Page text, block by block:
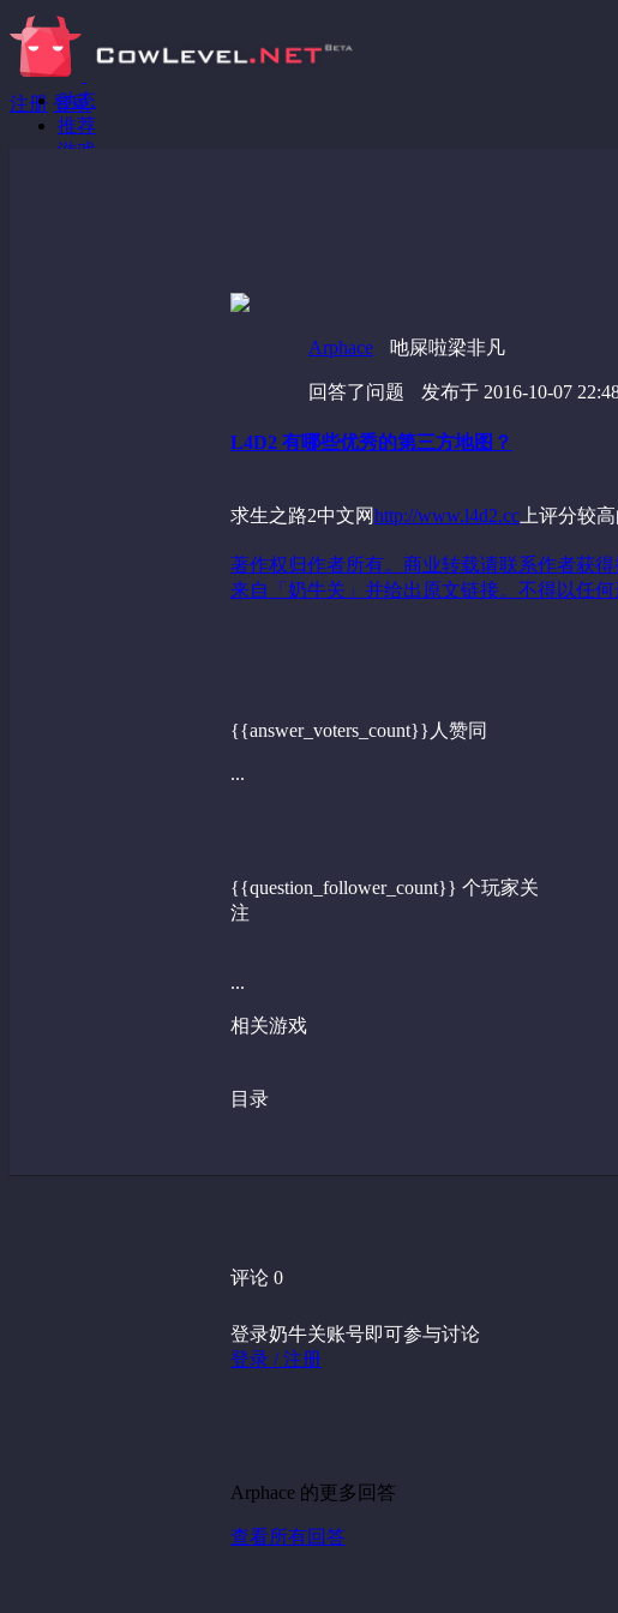
注册 登录
动态
推荐
游戏
Arphace 吔屎啦梁非凡
回答了问题 发布于 2016-10-07
L4D2 有哪些优秀的第三方地图？
求生之路2中文网http://www.l4d2.cc 上评分较
著作权归作者所有。商业转载请联系作者获
来自「奶牛关」并给出原文链接。不得以任何
{{answer_voters_count}}人赞同
...
{{question_follower_count}} 个玩家关
注
...
相关游戏
目录
评论 0
登录奶牛关账号即可参与讨论
登录 / 注册
Arphace 的更多回答
查看所有回答